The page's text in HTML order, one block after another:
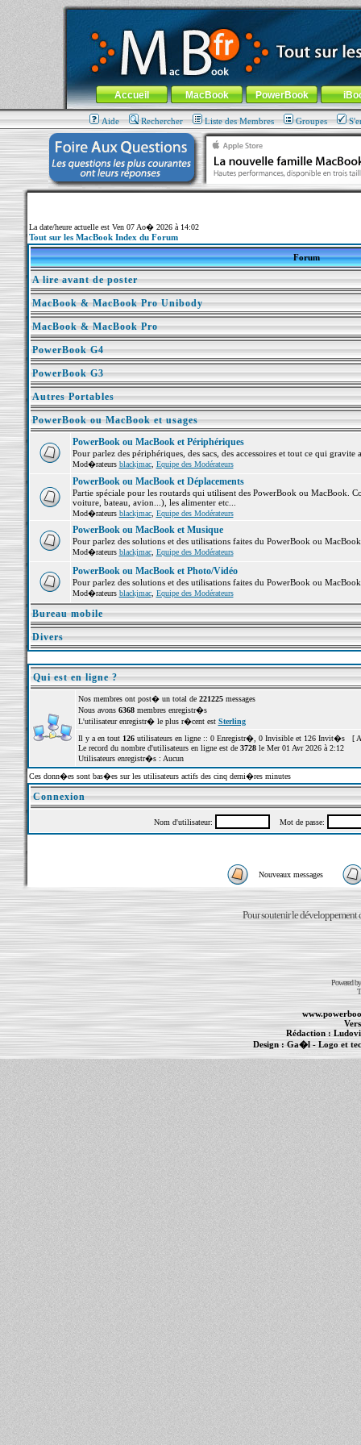
MacBook-fr.com : 100% Apple... 100% nomade !
Aller au contenu-Aller au menu général-Aller au menu de
Menu général
Accueil MacBook PowerBook
Aide Rechercher Liste des Membres Groupes
La date/heure actuelle est Ven 07 Ao� 2026 à 14:02
Tout sur les MacBook Index du Forum
Forum
A lire avant de poster
MacBook & MacBook Pro Unibody
MacBook & MacBook Pro
PowerBook G4
PowerBook G3
Autres Portables
PowerBook ou MacBook et usages
PowerBook ou MacBook et Périphériques
Pour parlez des périphériques, des sacs, des accessoires et tout ce qui
Mod�rateurs blackjmac, Equipe des Modérateurs
PowerBook ou MacBook et Déplacements
Partie spéciale pour les routards qui utilisent des PowerBook ou MacBook.
voiture, bateau, avion...), les alimenter etc...
Mod�rateurs blackjmac, Equipe des Modérateurs
PowerBook ou MacBook et Musique
Pour parlez des solutions et des utilisations faites du PowerBook ou
Mod�rateurs blackjmac, Equipe des Modérateurs
PowerBook ou MacBook et Photo/Vidéo
Pour parlez des solutions et des utilisations faites du PowerBook ou
Mod�rateurs blackjmac, Equipe des Modérateurs
Bureau mobile
Divers
Qui est en ligne ?
Nos membres ont post� un total de 221225messages
Nous avons 6368membres enregistr�s
L'utilisateur enregistr� le plus r�cent est Sterling
Il y a en tout 126utilisateurs en ligne :: 0 Enregistr�, 0 Invisible et 126 Invit�s [
Le record du nombre d'utilisateurs en ligne est de 3728le Mer 01 Avr 2026 à 2:12
Utilisateurs enregistr�s : Aucun
Ces donn�es sont bas�es sur les utilisateurs actifs des cinq derni�res minutes
Connexion
Nom d'utilisateur: Mot de passe:
Nouveaux messages
Pour soutenir le développement
Powered
Rédaction :
Design :Ga�l- Logo et
PowerBook MacBook Pro